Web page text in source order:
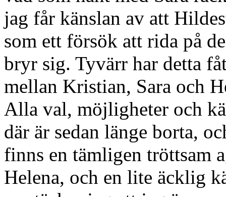
jag får känslan av att
som ett försök att rida på
bryr sig. Tyvärr har detta
mellan Kristian, Sara och
Alla val, möjligheter och
där är sedan länge borta,
finns en tämligen tröttsam
Helena, och en lite äcklig